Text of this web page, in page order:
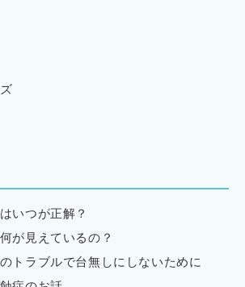
いつが正解？
が見えているの？
トラブルで台無しにしないために